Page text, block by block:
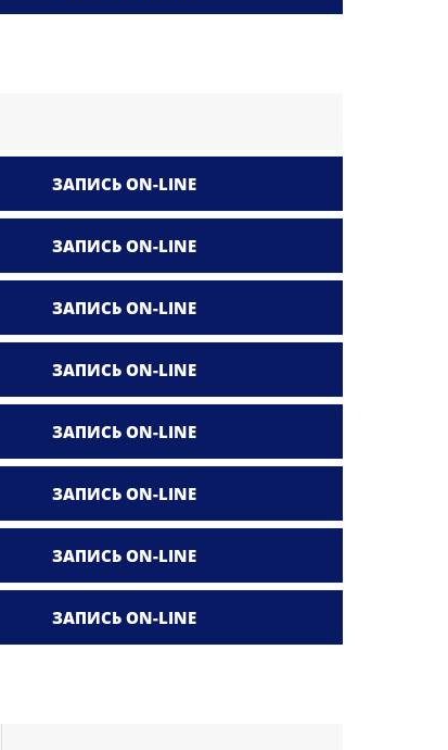
ЗАПИСЬ ON-LINE
ЗАПИСЬ ON-LINE
ЗАПИСЬ ON-LINE
ЗАПИСЬ ON-LINE
ЗАПИСЬ ON-LINE
ЗАПИСЬ ON-LINE
ЗАПИСЬ ON-LINE
ЗАПИСЬ ON-LINE